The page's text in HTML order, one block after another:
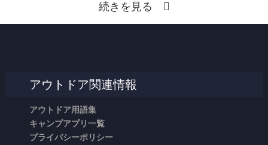
続きを見る
アウトドア関連情報
アウトドア用語集
キャンプアプリ一覧
プライバシーポリシー